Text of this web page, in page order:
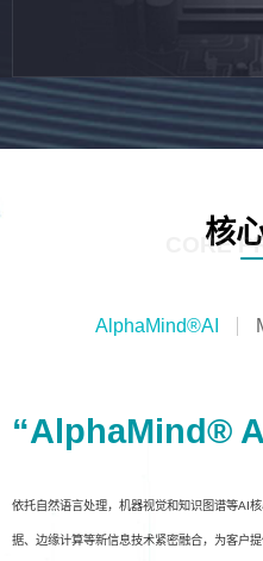
核
CORE
AlphaMind®AI
“AlphaMind®
依托自然语言处理，机器视觉和知识图谱等AI
据、边缘计算等新信息技术紧密融合，为客户